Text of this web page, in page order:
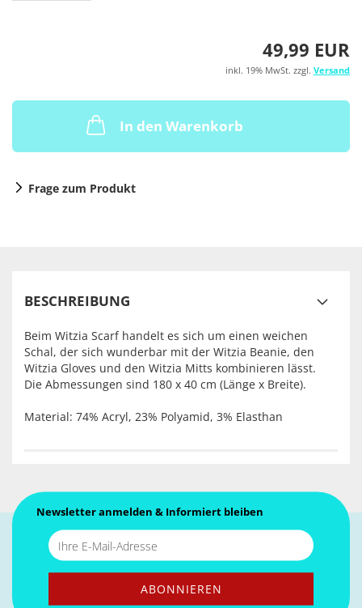
49,99 EUR
inkl. 19% MwSt. zzgl. Versand
In den Warenkorb
Frage zum Produkt
BESCHREIBUNG
Beim Witzia Scarf handelt es sich um einen weichen
Schal, der sich wunderbar mit der Witzia Beanie, den
Witzia Gloves und den Witzia Mitts kombinieren lässt.
Die Abmessungen sind 180 x 40 cm (Länge x Breite).
Material: 74% Acryl, 23% Polyamid, 3% Elasthan
Newsletter anmelden & Informiert bleiben